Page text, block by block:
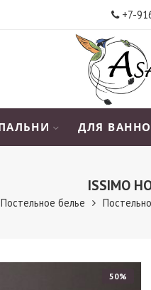
+7-
ДЛЯ
ISSIMO
Постельное белье
50%